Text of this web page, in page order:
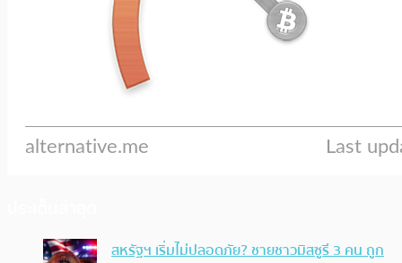
สหรัฐฯ เริ่มไม่ปลอดภัย? ชายชาวมิสซูรี 3 คน ถูก